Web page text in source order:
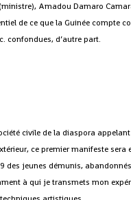
Amadou Damaro
de ce que la Guinée compte
confondues, d’autre part.
civile de la diaspora
ce premier manifeste
jeunes démunis,
à qui je transmets mon